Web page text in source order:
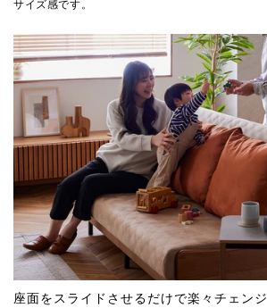
サイズ感です。
座面をスライドさせるだけで楽々チェンジ